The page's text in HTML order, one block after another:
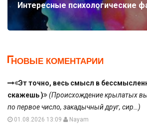
Интересные психологические
НОВЫЕ КОМЕНТАРИИ
Эт точно, весь смысл в
скажешь )
(Происхождение крылатых
по первое число, закадычный друг, сир…)
01.08.2026 13:09 Nayam